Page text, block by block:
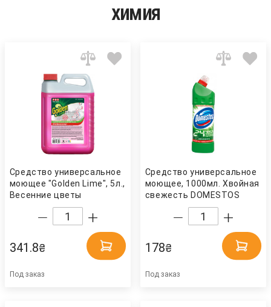
химия
Средство универсальное
моющее "Golden Lime", 5л.,
Весенние цветы
PROservice
341.8₴
Под заказ
Средство универсальное
моющее, 1000мл. Хвойная
свежесть DOMESTOS
178₴
Под заказ